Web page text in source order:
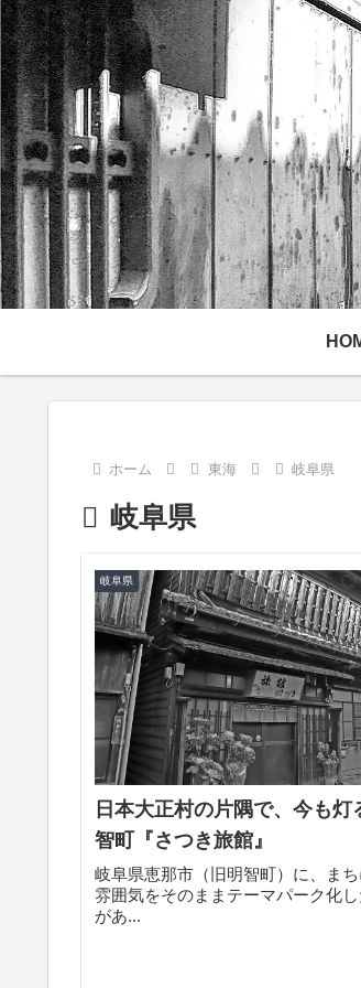
ホーム 東海 岐阜県
岐阜県
岐阜県
日本大正村の片隅で、今も灯
智町『さつき旅館』
岐阜県恵那市（旧明智町）に、ま
雰囲気をそのままテーマパーク化し
があ...